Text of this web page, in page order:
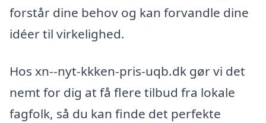
forstår dine behov og kan forvandle dine
idéer til virkelighed.
Hos xn--nyt-kkken-pris-uqb.dk gør vi det
nemt for dig at få flere tilbud fra lokale
fagfolk, så du kan finde det perfekte